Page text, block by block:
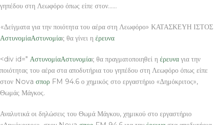
γηπέδου στη Λεωφόρο όπως είπε στον……
«Δείγματα για την ποιότητα του αέρα στη Λεωφόρο» ΚΑΤΑΣΚΕΥΗ ΙΣΤΟΣ
ΑστυνομίαΑστυνομίας θα γίνει η έρευνα
<div id=" ΑστυνομίαΑστυνομίας θα πραγματοποιηθεί η έρευνα για την
ποιότητας του αέρα στα αποδυτήρια του γηπέδου στη Λεωφόρο όπως είπε
στον Nova σπορ FM 94.6 ο χημικός στο εργαστήριο «Δημόκριτος»,
Θωμάς Μάγκος.
Αναλυτικά οι δηλώσεις του Θωμά Μάγκου, χημικού στο εργαστήριο